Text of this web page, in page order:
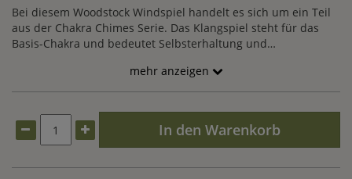
Bei diesem Woodstock Windspiel handelt es sich um ein Teil
aus der Chakra Chimes Serie. Das Klangspiel steht für das
Basis-Chakra und bedeutet Selbsterhaltung und
qualitativ hochwertigem schwarzen Eschenholz, sechs
silbernen Stäbchen und einem gefärbten roten Achat.
zugesagt die auf Menschen übergehen.
mehr anzeigen
In den Warenkorb